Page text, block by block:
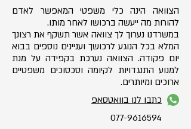
הצוואה הינה כלי משפטי המאפשר לאדם
להורות מה ייעשה ברכושו לאחר מותו.
במשרדנו נערוך לך צוואה אשר תשקף את רצונך
המלא בכל הנוגע לרכושך ועניינים נוספים בבוא
יום פקודה. הצוואה נערכת בקפידה על מנת
למנוע התנגדויות לקיומה וסכסוכים משפטיים
ארוכים ומיותרים.
כתבו לנו בוואטסאפ
077-9616594